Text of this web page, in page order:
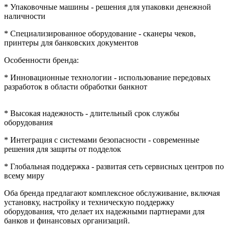
* Упаковочные машины - решения для упаковки денежной
наличности
* Специализированное оборудование - сканеры чеков,
принтеры для банковских документов
Особенности бренда:
* Инновационные технологии - использование передовых
разработок в области обработки банкнот
* Высокая надежность - длительный срок службы
оборудования
* Интеграция с системами безопасности - современные
решения для защиты от подделок
* Глобальная поддержка - развитая сеть сервисных центров по
всему миру
Оба бренда предлагают комплексное обслуживание, включая
установку, настройку и техническую поддержку
оборудования, что делает их надежными партнерами для
банков и финансовых организаций.